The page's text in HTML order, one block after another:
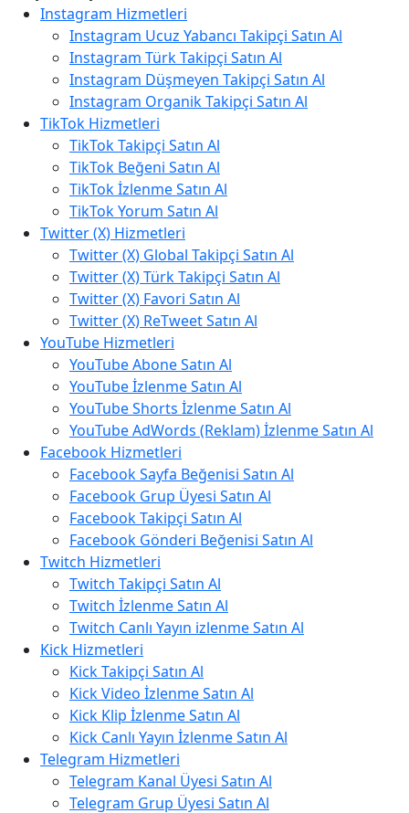
Instagram Hizmetleri
Instagram Ucuz Yabancı Takipçi Satın Al
Instagram Türk Takipçi Satın Al
Instagram Düşmeyen Takipçi Satın Al
Instagram Organik Takipçi Satın Al
TikTok Hizmetleri
TikTok Takipçi Satın Al
TikTok Beğeni Satın Al
TikTok İzlenme Satın Al
TikTok Yorum Satın Al
Twitter (X) Hizmetleri
Twitter (X) Global Takipçi Satın Al
Twitter (X) Türk Takipçi Satın Al
Twitter (X) Favori Satın Al
Twitter (X) ReTweet Satın Al
YouTube Hizmetleri
YouTube Abone Satın Al
YouTube İzlenme Satın Al
YouTube Shorts İzlenme Satın Al
YouTube AdWords (Reklam) İzlenme Satın Al
Facebook Hizmetleri
Facebook Sayfa Beğenisi Satın Al
Facebook Grup Üyesi Satın Al
Facebook Takipçi Satın Al
Facebook Gönderi Beğenisi Satın Al
Twitch Hizmetleri
Twitch Takipçi Satın Al
Twitch İzlenme Satın Al
Twitch Canlı Yayın izlenme Satın Al
Kick Hizmetleri
Kick Takipçi Satın Al
Kick Video İzlenme Satın Al
Kick Klip İzlenme Satın Al
Kick Canlı Yayın İzlenme Satın Al
Telegram Hizmetleri
Telegram Kanal Üyesi Satın Al
Telegram Grup Üyesi Satın Al